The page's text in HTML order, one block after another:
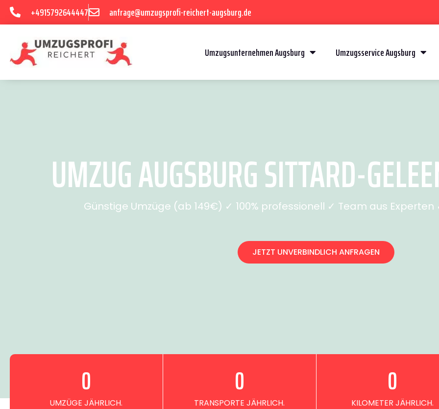
+4915792644447 anfrage@umzugsprofi-reichert-augsburg.de
Umzugsunternehmen Augsburg Umzugsservice Augsburg
UMZUG AUGSBURG SITTARD-
Günstige Umzüge (ab 149€) ✓ 100% professionell ✓ Team aus
JETZT UNVERBINDLICH ANFRAGEN
UMZÜGE JÄHRLICH.
0
TRANSPORTE JÄHRLICH.
0
KILOMETER JÄHRLICH.
0